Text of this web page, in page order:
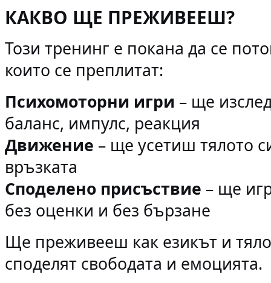
КАКВО ЩЕ ПРЕЖИВЕЕШ?
Този тренинг е покана да се
които се преплитат:
Психомоторни игри – ще
баланс, импулс, реакция
Движение – ще усетиш тялото
връзката
Споделено присъствие – ще
без оценки и без бързане
Ще преживееш как езикът и
споделят свободата и емоцията.